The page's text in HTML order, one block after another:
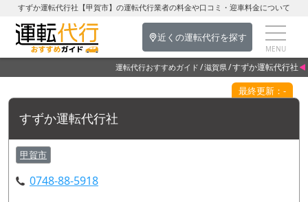
すずか運転代行社【甲賀市】の運転代行業者の料金や口コミ・迎車料金について
近くの運転代行を探す
運転代行おすすめガイド 滋賀県 すずか運転代行社
最終更新：-
すずか運転代行社
甲賀市
0748-88-5918